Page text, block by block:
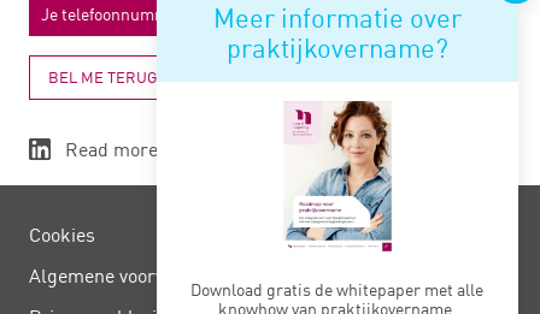
Meer informatie over
praktijkovername?
Download gratis de whitepaper met alle
knowhow van praktijkovername.
BEL ME TERUG
Read more
Cookies
Algemene voorwaarden